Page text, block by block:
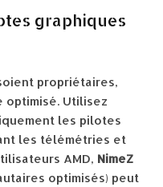
graphiques
propriétaires,
optimisé. Utilisez
les pilotes
les télémétries et
AMD, NimeZ
optimisés) peut